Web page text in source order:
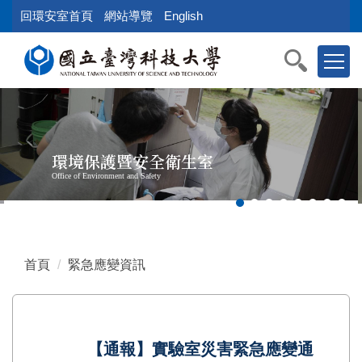
到
內
容
區
塊
回環安室首頁 網站導覽 English
環境保護暨安全衛生室
Office of Environment and Safety
首頁 緊急應變資訊
【通報】實驗室災害緊急應變通